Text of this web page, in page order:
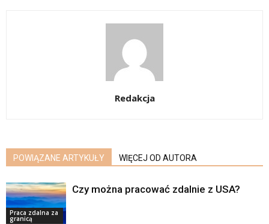
Redakcja
POWIĄZANE ARTYKUŁY WIĘCEJ OD AUTORA
Praca zdalna za
granicą
Czy można pracować zdalnie z USA?